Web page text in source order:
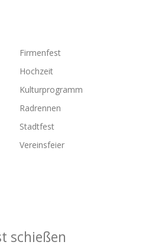
Firmenfest
Hochzeit
Kulturprogramm
Radrennen
Stadtfest
Vereinsfeier
schießen